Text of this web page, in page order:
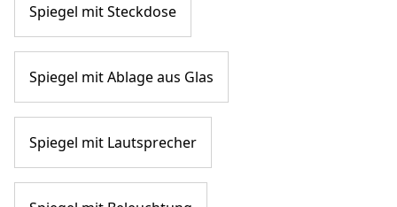
Spiegel mit Steckdose
Spiegel mit Ablage aus Glas
Spiegel mit Lautsprecher